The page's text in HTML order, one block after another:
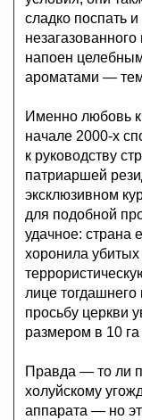
сладко поспать
напоен
ароматами —
Именно любовь
начале 2000-х
к руководству
патриаршей
эксклюзивном
для подобной
удачное: страна
хоронила
лице
просьбу церкви
размером в 10
Правда — то ли
холуйскому
аппарата — но